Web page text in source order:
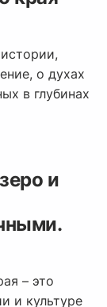
о духах
в глубинах
и
– это
и культуре